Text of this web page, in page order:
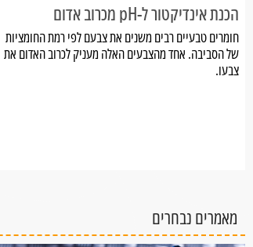
הכנת אינדיקטור ל-pH מכרוב אדום
חומרים טבעיים רבים משנים את צבעם לפי רמת החומציות
של הסביבה. אחד מהצבעים האלה מעניק לכרוב האדום את
צבעו.
מאמרים נבחרים